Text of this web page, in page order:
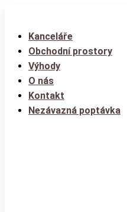
Kanceláře
Obchodní prostory
Výhody
O nás
Kontakt
Nezávazná poptávka